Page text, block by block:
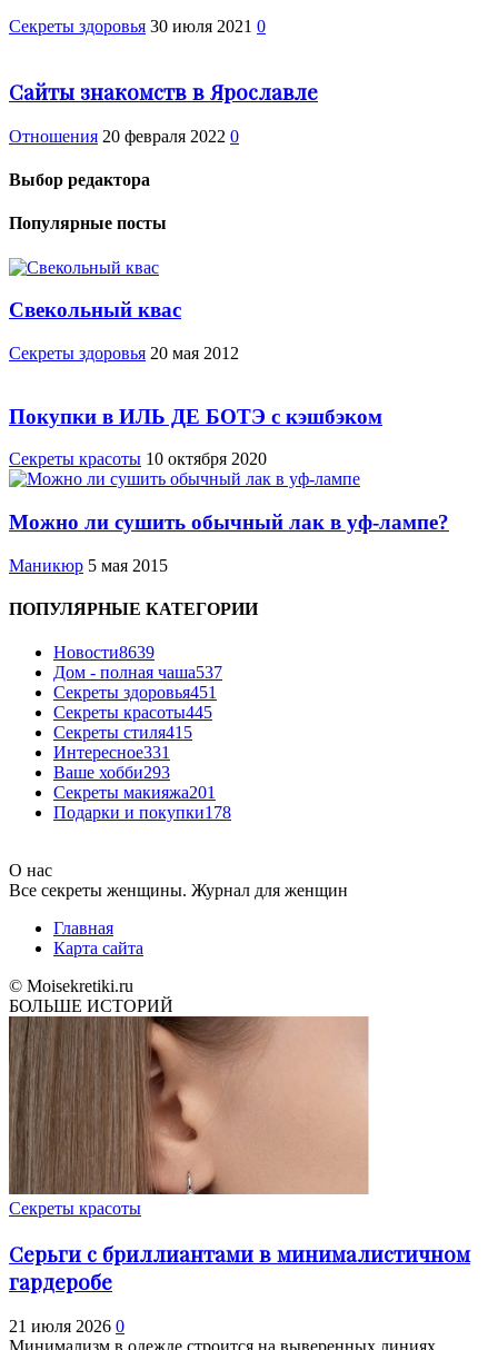
Cекреты здоровья 30 июля 2021 0
Сайты знакомств в Ярославле
Отношения 20 февраля 2022 0
Выбор редактора
Популярные посты
Свекольный квас
Cекреты здоровья 20 мая 2012
Покупки в ИЛЬ ДЕ БОТЭ с кэшбэком
Секреты красоты 10 октября 2020
Можно ли сушить обычный лак в уф-лампе?
Маникюр 5 мая 2015
ПОПУЛЯРНЫЕ КАТЕГОРИИ
Новости8639
Дом - полная чаша537
Cекреты здоровья451
Секреты красоты445
Секреты стиля415
Интересное331
Ваше хобби293
Секреты макияжа201
Подарки и покупки178
О нас
Все секреты женщины. Журнал для женщин
Главная
Карта сайта
© Moisekretiki.ru
БОЛЬШЕ ИСТОРИЙ
Секреты красоты
Серьги с бриллиантами в минималистичном
гардеробе
21 июля 2026 0
Минимализм в одежде строится на выверенных линиях,